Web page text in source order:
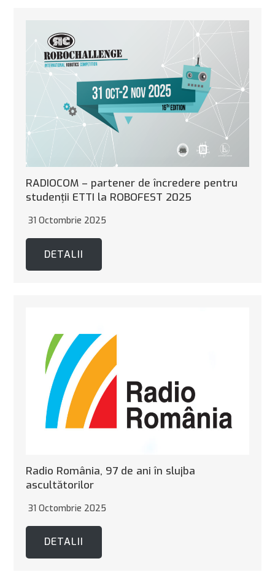
RADIOCOM – partener de încredere pentru
studenții ETTI la ROBOFEST 2025
31 Octombrie 2025
DETALII
Radio România, 97 de ani în slujba
ascultătorilor
31 Octombrie 2025
DETALII